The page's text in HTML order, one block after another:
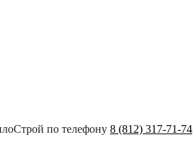
по телефону 8 (812) 317-71-74